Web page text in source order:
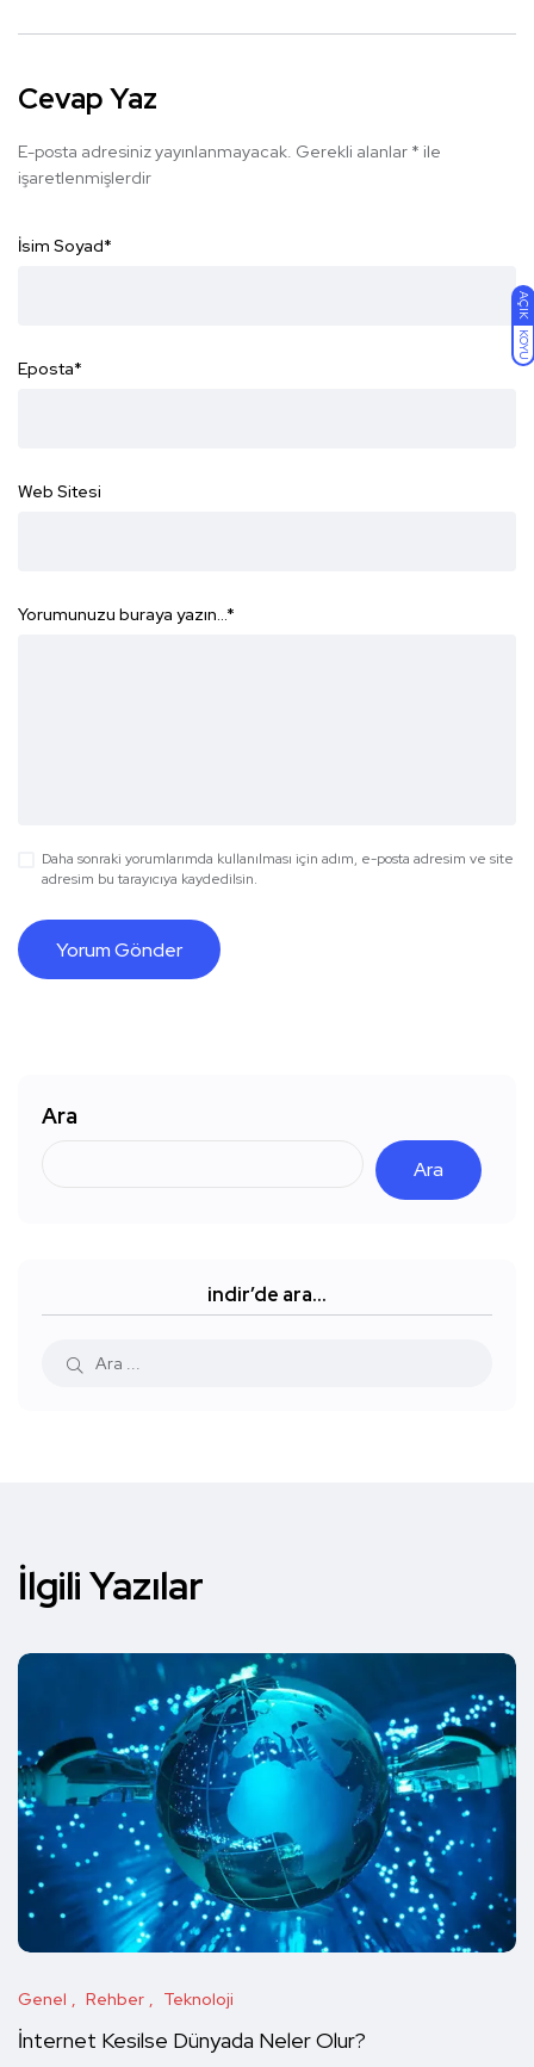
AÇIK
KOYU
Cevap Yaz
E-posta adresiniz yayınlanmayacak. Gerekli alanlar * ile
işaretlenmişlerdir
İsim Soyad*
Eposta*
Web Sitesi
Yorumunuzu buraya yazın...*
Daha sonraki yorumlarımda kullanılması için adım, e-posta adresim ve site
adresim bu tarayıcıya kaydedilsin.
Ara
Ara
indir’de ara…
İlgili Yazılar
Genel Rehber Teknoloji
İnternet Kesilse Dünyada Neler Olur?